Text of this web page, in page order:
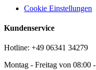
Cookie Einstellungen
Kundenservice
Hotline: +49 06341 34279
Montag - Freitag von 08:00